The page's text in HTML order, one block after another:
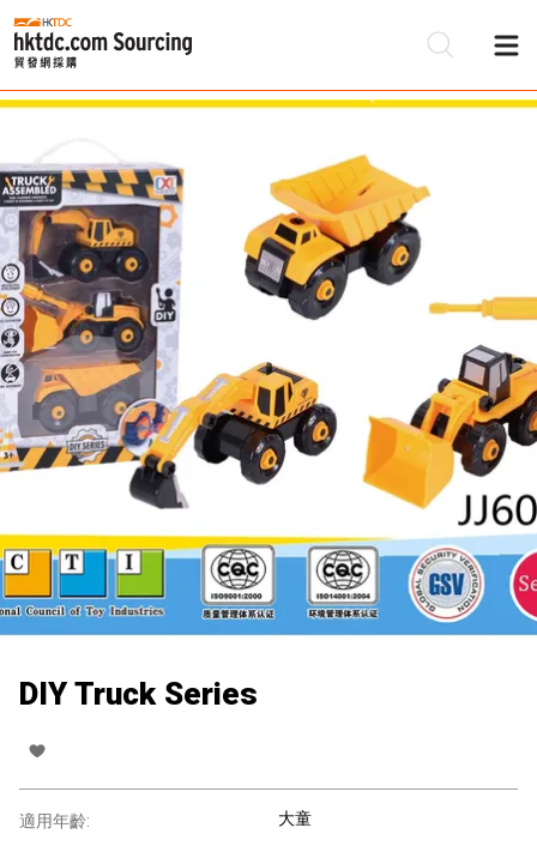
DIY Truck Series
適用年齡: 大童